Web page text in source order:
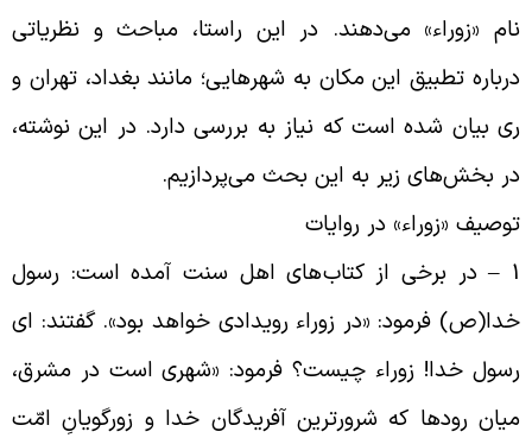
«زوراء» می‌دهند. در این راستا، مباحث و نظریاتی
تطبیق این مکان به شهرهایی؛ مانند بغداد، تهران و
بیان شده است که نیاز به بررسی دارد. در این نوشته،
بخش‌های زیر به این بحث می‌پردازیم.
«زوراء» در روایات
1 – در برخی از کتاب‌های اهل سنت آمده است: رسول
فرمود: «در زوراء رویدادی خواهد بود». گفتند: ای
خدا! زوراء چیست؟ فرمود: «شهری است در مشرق،
رودها که شرورترین آفریدگان خدا و زورگویانِ امّت